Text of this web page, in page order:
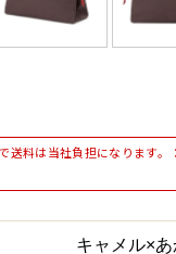
送料は当社負担になります
キャメル×